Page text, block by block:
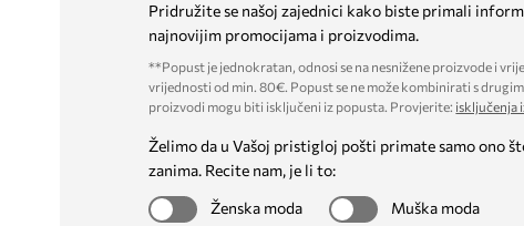
Pridružite se našoj zajednici kako biste primali
najnovijim promocijama i proizvodima.
**Popust je jednokratan, odnosi se na nesnižene proizvode i
vrijednosti od min. 80€. Popust se ne može kombinirati s
proizvodi mogu biti isključeni iz popusta. Provjerite: isključenja
Želimo da u Vašoj pristigloj pošti primate samo ono
zanima. Recite nam, je li to:
Ženska moda
Muška moda